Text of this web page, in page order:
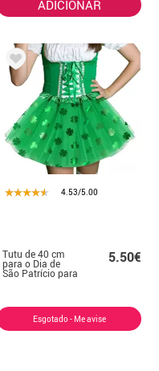
ADICIONAR
4.53/5.00
Tutu de 40 cm
para o Dia de
São Patrício para
5.50€
Esgotado - Me avise